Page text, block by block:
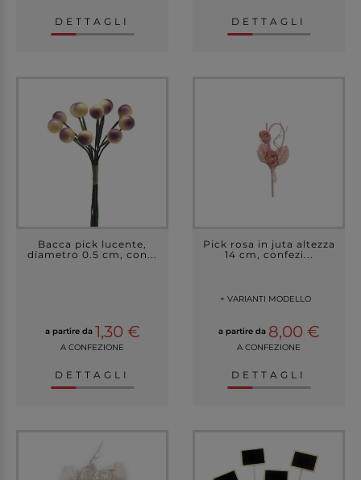
DETTAGLI DETTAGLI
Bacca pick lucente,
diametro 0.5 cm, con...
a partire da 1,30 €
A CONFEZIONE
DETTAGLI
Pick rosa in juta altezza
14 cm, confezi...
+ VARIANTI MODELLO
a partire da 8,00 €
A CONFEZIONE
DETTAGLI